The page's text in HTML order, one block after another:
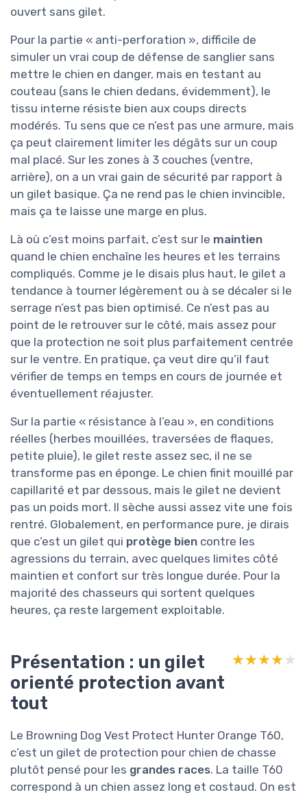
ouvert sans gilet.
Pour la partie « anti-perforation », difficile de
simuler un vrai coup de défense de sanglier sans
mettre le chien en danger, mais en testant au
couteau (sans le chien dedans, évidemment), le
tissu interne résiste bien aux coups directs
modérés. Tu sens que ce n’est pas une armure, mais
ça peut clairement limiter les dégâts sur un coup
mal placé. Sur les zones à 3 couches (ventre,
arrière), on a un vrai gain de sécurité par rapport à
un gilet basique. Ça ne rend pas le chien invincible,
mais ça te laisse une marge en plus.
Là où c’est moins parfait, c’est sur le maintien
quand le chien enchaîne les heures et les terrains
compliqués. Comme je le disais plus haut, le gilet a
tendance à tourner légèrement ou à se décaler si le
serrage n’est pas bien optimisé. Ce n’est pas au
point de le retrouver sur le côté, mais assez pour
que la protection ne soit plus parfaitement centrée
sur le ventre. En pratique, ça veut dire qu’il faut
vérifier de temps en temps en cours de journée et
éventuellement réajuster.
Sur la partie « résistance à l’eau », en conditions
réelles (herbes mouillées, traversées de flaques,
petite pluie), le gilet reste assez sec, il ne se
transforme pas en éponge. Le chien finit mouillé par
capillarité et par dessous, mais le gilet ne devient
pas un poids mort. Il sèche aussi assez vite une fois
rentré. Globalement, en performance pure, je dirais
que c’est un gilet qui protège bien contre les
agressions du terrain, avec quelques limites côté
maintien et confort sur très longue durée. Pour la
majorité des chasseurs qui sortent quelques
heures, ça reste largement exploitable.
Présentation : un gilet
orienté protection avant
tout
★★★★★
★★★★★
Le Browning Dog Vest Protect Hunter Orange T60,
c’est un gilet de protection pour chien de chasse
plutôt pensé pour les grandes races. La taille T60
correspond à un chien assez long et costaud. On est